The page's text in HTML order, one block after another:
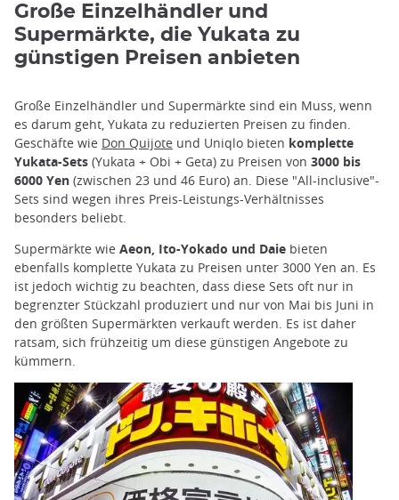
Große Einzelhändler und
Supermärkte, die Yukata zu
günstigen Preisen anbieten
Große Einzelhändler und Supermärkte sind ein Muss, wenn
es darum geht, Yukata zu reduzierten Preisen zu finden.
Geschäfte wie Don Quijote und Uniqlo bieten komplette
Yukata-Sets (Yukata + Obi + Geta) zu Preisen von 3000 bis
6000 Yen (zwischen 23 und 46 Euro) an. Diese "All-inclusive"-
Sets sind wegen ihres Preis-Leistungs-Verhältnisses
besonders beliebt.
Supermärkte wie Aeon, Ito-Yokado und Daie bieten
ebenfalls komplette Yukata zu Preisen unter 3000 Yen an. Es
ist jedoch wichtig zu beachten, dass diese Sets oft nur in
begrenzter Stückzahl produziert und nur von Mai bis Juni in
den größten Supermärkten verkauft werden. Es ist daher
ratsam, sich frühzeitig um diese günstigen Angebote zu
kümmern.